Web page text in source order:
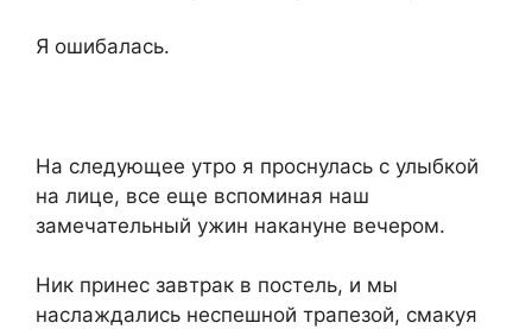
Я ошибалась.
На следующее утро я проснулась с улыбкой
на лице, все еще вспоминая наш
замечательный ужин накануне вечером.
Ник принес завтрак в постель, и мы
наслаждались неспешной трапезой, смакуя